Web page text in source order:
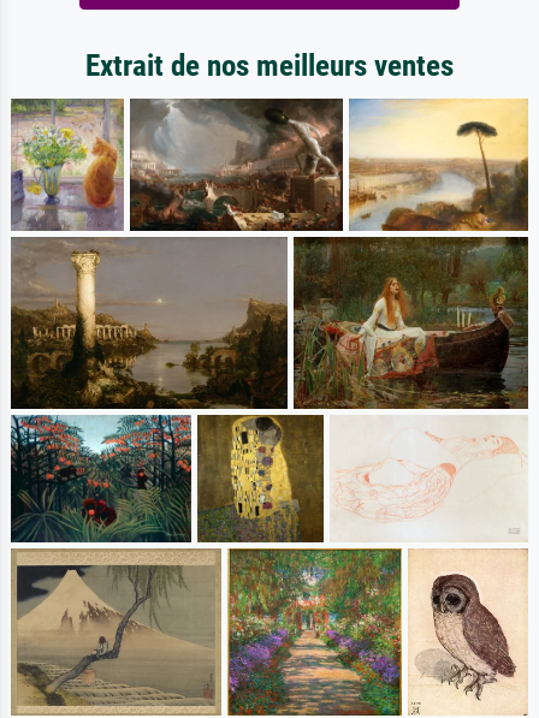
Extrait de nos meilleurs ventes